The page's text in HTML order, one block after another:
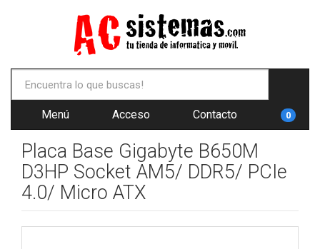
Menú Acceso Contacto 0
Placa Base Gigabyte B650M
D3HP Socket AM5/ DDR5/ PCIe
4.0/ Micro ATX